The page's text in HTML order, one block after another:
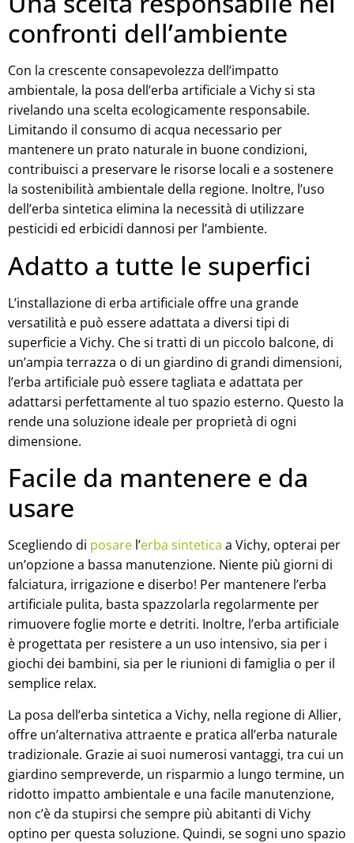
confronti dell’ambiente
Con la crescente consapevolezza dell’impatto
ambientale, la posa dell’erba artificiale a Vichy si sta
rivelando una scelta ecologicamente responsabile.
Limitando il consumo di acqua necessario per
mantenere un prato naturale in buone condizioni,
contribuisci a preservare le risorse locali e a sostenere
la sostenibilità ambientale della regione. Inoltre, l’uso
dell’erba sintetica elimina la necessità di utilizzare
pesticidi ed erbicidi dannosi per l’ambiente.
Adatto a tutte le superfici
L’installazione di erba artificiale offre una grande
versatilità e può essere adattata a diversi tipi di
superficie a Vichy. Che si tratti di un piccolo balcone, di
un’ampia terrazza o di un giardino di grandi dimensioni,
l’erba artificiale può essere tagliata e adattata per
adattarsi perfettamente al tuo spazio esterno. Questo la
rende una soluzione ideale per proprietà di ogni
dimensione.
Facile da mantenere e da
usare
Scegliendo di posare l’erba sintetica a Vichy, opterai per
un’opzione a bassa manutenzione. Niente più giorni di
falciatura, irrigazione e diserbo! Per mantenere l’erba
artificiale pulita, basta spazzolarla regolarmente per
rimuovere foglie morte e detriti. Inoltre, l’erba artificiale
è progettata per resistere a un uso intensivo, sia per i
giochi dei bambini, sia per le riunioni di famiglia o per il
semplice relax.
La posa dell’erba sintetica a Vichy, nella regione di Allier,
offre un’alternativa attraente e pratica all’erba naturale
tradizionale. Grazie ai suoi numerosi vantaggi, tra cui un
giardino sempreverde, un risparmio a lungo termine, un
ridotto impatto ambientale e una facile manutenzione,
non c’è da stupirsi che sempre più abitanti di Vichy
optino per questa soluzione. Quindi, se sogni uno spazio